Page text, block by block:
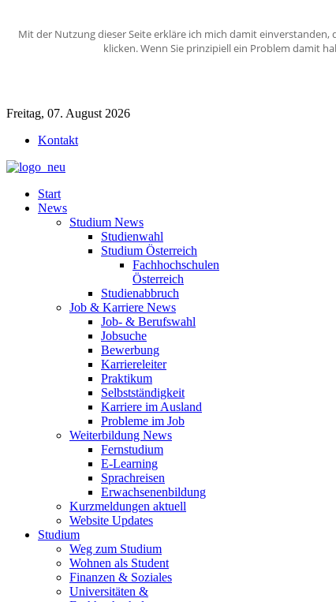
Mit der Nutzung dieser Seite erkläre ich mich damit
klicken. Wenn Sie prinzipiell ein Problem damit
Freitag, 07. August 2026
Kontakt
Start
News
Studium News
Studienwahl
Studium Österreich
Fachhochschulen
Österreich
Studienabbruch
Job & Karriere News
Job- & Berufswahl
Jobsuche
Bewerbung
Karriereleiter
Praktikum
Selbstständigkeit
Karriere im Ausland
Probleme im Job
Weiterbildung News
Fernstudium
E-Learning
Sprachreisen
Erwachsenenbildung
Kurzmeldungen aktuell
Website Updates
Studium
Weg zum Studium
Wohnen als Student
Finanzen & Soziales
Universitäten &